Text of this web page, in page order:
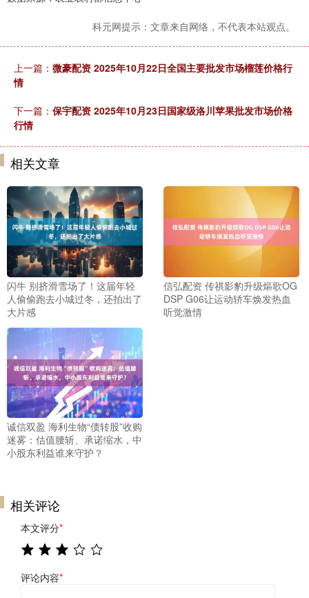
科元网提示：文章来自网络，不代表本站观点。
上一篇： 微豪配资 2025年10月22日全国主要批发市场榴莲价格行
情
下一篇： 保宇配资 2025年10月23日国家级洛川苹果批发市场价格
行情
相关文章
闪牛 别挤滑雪场了！这届年轻
人偷偷跑去小城过冬，还拍出了
大片感
信弘配资 传祺影豹升级熰歌OG
DSP G06让运动轿车焕发热血
听觉激情
诚信双盈 海利生物“债转股”收购
迷雾：估值腰斩、承诺缩水，中
小股东利益谁来守护？
相关评论
本文评分*
评论内容*